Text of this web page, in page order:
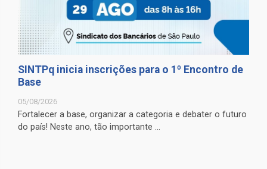
SINTPq inicia inscrições para o 1º Encontro de
Base
05/08/2026
Fortalecer a base, organizar a categoria e debater o futuro
do país! Neste ano, tão importante ...